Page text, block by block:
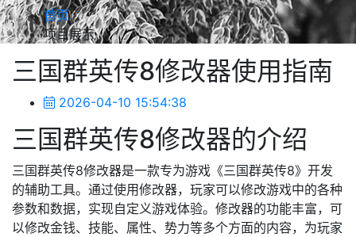
首页
项目展示
三国群英传8修改器使用指南
2026-04-10 15:54:38
三国群英传8修改器的介绍
三国群英传8修改器是一款专为游戏《三国群英传8》开发
的辅助工具。通过使用修改器，玩家可以修改游戏中的各种
参数和数据，实现自定义游戏体验。修改器的功能丰富，可
以修改金钱、技能、属性、势力等多个方面的内容，为玩家